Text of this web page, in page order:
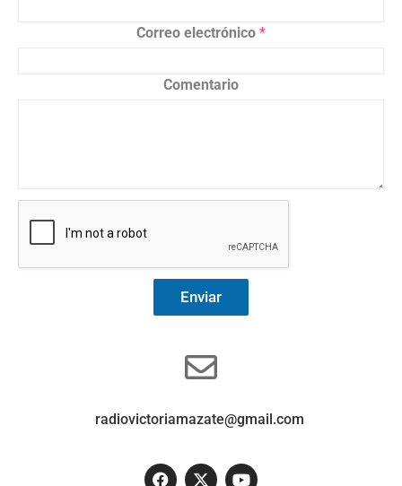
Correo electrónico *
Comentario
Enviar
radiovictoriamazate@gmail.com